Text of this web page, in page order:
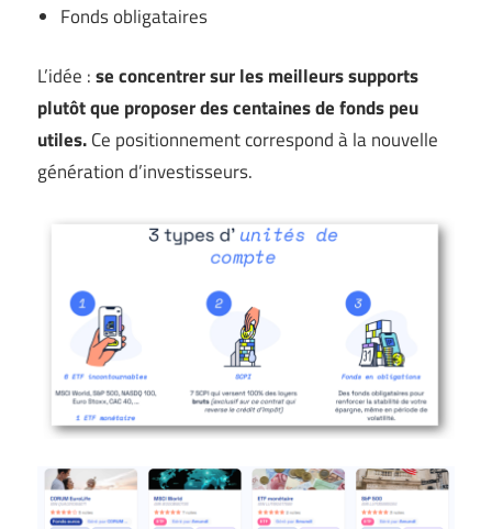
Fonds obligataires
L’idée :se concentrer sur les meilleurs supports
plutôt que proposer des centaines de fonds peu
utiles.Ce positionnement correspond à la nouvelle
génération d’investisseurs.